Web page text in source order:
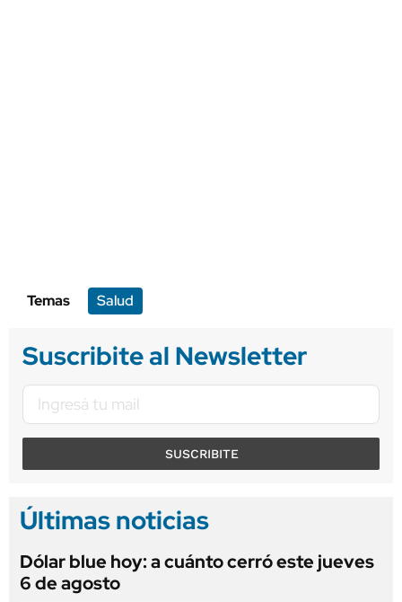
Temas Salud
Suscribite al Newsletter
SUSCRIBITE
Últimas noticias
Dólar blue hoy: a cuánto cerró este jueves
6 de agosto